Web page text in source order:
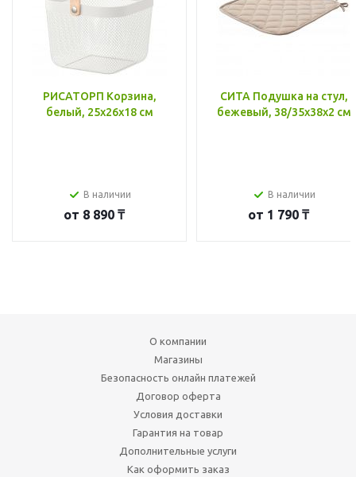
РИСАТОРП Корзина,
белый, 25x26x18 см
В наличии
от 8 890 ₸
СИТА Подушка на стул,
бежевый, 38/35x38x2 см
В наличии
от 1 790 ₸
О компании
Магазины
Безопасность онлайн платежей
Договор оферта
Условия доставки
Гарантия на товар
Дополнительные услуги
Как оформить заказ